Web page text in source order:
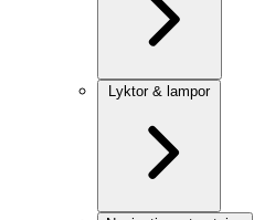
Lyktor & lampor